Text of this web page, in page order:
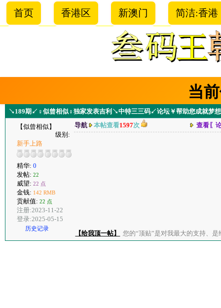
首页 香港区 新澳门 简洁:香港
当
↘189期↙♀似曾相似♀独家发表吉利↘中特三三码↙论坛￥帮助您成就
【似曾相似】
级别:
新手上路
精华: 0
发帖: 22
威望: 22 点
金钱: 142 RMB
贡献值: 22 点
注册:2023-11-22
登录:2025-05-15
历史记录
导航 本帖查看1597次 查看〖
【给我顶一帖】 您的“顶贴”是对我最大的支持、